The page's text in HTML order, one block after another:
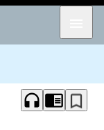
headphones chrome_reader_mode bookmark_border